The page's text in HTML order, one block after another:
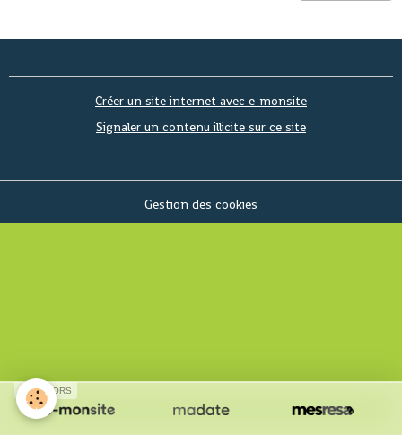
Créer un site internet avec e-monsite
Signaler un contenu illicite sur ce site
Gestion des cookies
SPONSORS